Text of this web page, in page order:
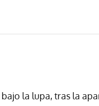
la lupa, tras la